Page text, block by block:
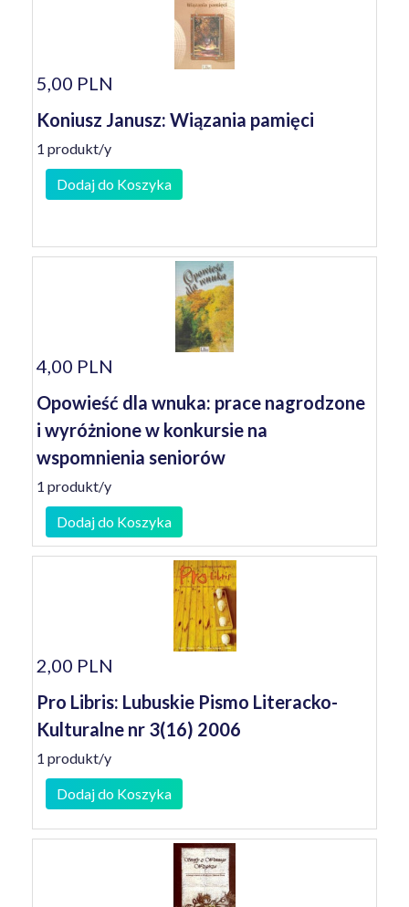
5,00 PLN
Koniusz Janusz: Wiązania pamięci
1 produkt/y
Dodaj do Koszyka
4,00 PLN
Opowieść dla wnuka: prace nagrodzone
i wyróżnione w konkursie na
wspomnienia seniorów
1 produkt/y
Dodaj do Koszyka
2,00 PLN
Pro Libris: Lubuskie Pismo Literacko-
Kulturalne nr 3(16) 2006
1 produkt/y
Dodaj do Koszyka